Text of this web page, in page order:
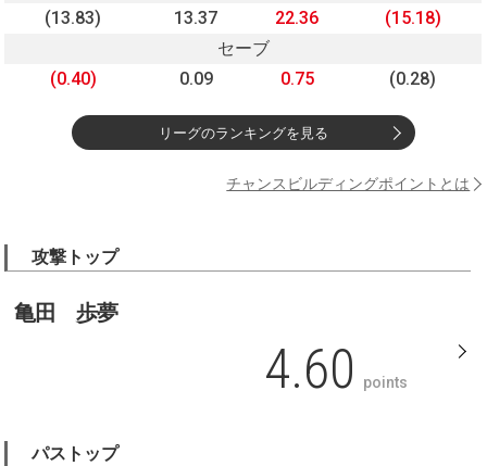
(13.83)
13.37 22.36
(15.18)
セーブ
(0.40)
0.09 0.75 (0.28)
リーグのランキングを見る
チャンスビルディングポイントとは
攻撃トップ
亀田 歩夢
4.60 points
パストップ